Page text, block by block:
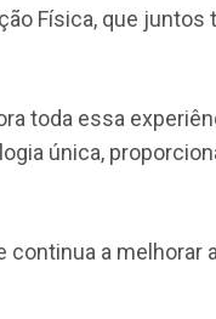
Física, que juntos
toda essa
única,
a melhorar